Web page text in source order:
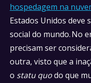
hospedagem na
Estados Unidos deve
social do mundo. No
precisam ser
outra, visto que a
o statu quodo que